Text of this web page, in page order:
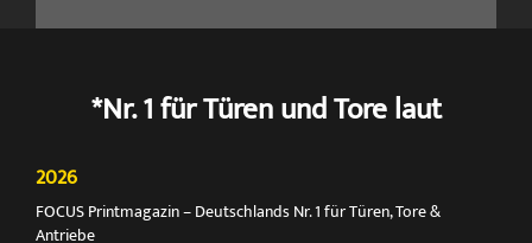
*Nr. 1 für Türen und Tore laut
2026
FOCUS Printmagazin – Deutschlands Nr. 1 für Türen, Tore &
Antriebe